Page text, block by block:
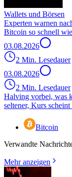
Wallets und Börsen
Experten warnen
Bitcoin so schnell
03.08.2026
2 Min. Lesedauer
03.08.2026
2 Min. Lesedauer
Halving vorbei, was
seltener, Kurs
Bitcoin
Verwandte
Mehr anzeigen